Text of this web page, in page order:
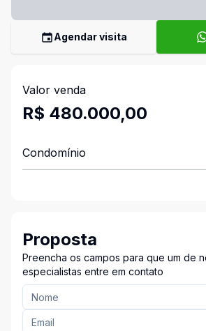
Agendar visita
Valor venda
R$ 480.000,00
Condomínio
Proposta
Preencha os campos para que um de
especialistas entre em contato